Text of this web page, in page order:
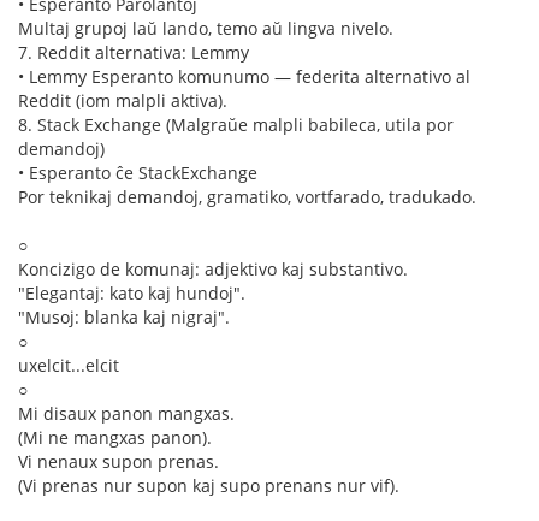
Multaj grupoj laŭ lando, temo aŭ lingva nivelo.
7. Reddit alternativa: Lemmy
• Lemmy Esperanto komunumo — federita alternativo al
Reddit (iom malpli aktiva).
8. Stack Exchange (Malgraŭe malpli babileca, utila por
demandoj)
• Esperanto ĉe StackExchange
Por teknikaj demandoj, gramatiko, vortfarado, tradukado.
○
Koncizigo de komunaj: adjektivo kaj substantivo.
"Elegantaj: kato kaj hundoj".
"Musoj: blanka kaj nigraj".
○
uxelcit...elcit
○
Mi disaux panon mangxas.
(Mi ne mangxas panon).
Vi nenaux supon prenas.
(Vi prenas nur supon kaj supo prenans nur vif).